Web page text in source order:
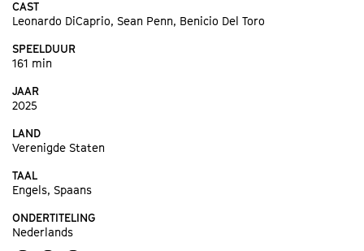
CAST
Leonardo DiCaprio, Sean Penn, Benicio Del Toro
SPEELDUUR
161 min
JAAR
2025
LAND
Verenigde Staten
TAAL
Engels, Spaans
ONDERTITELING
Nederlands